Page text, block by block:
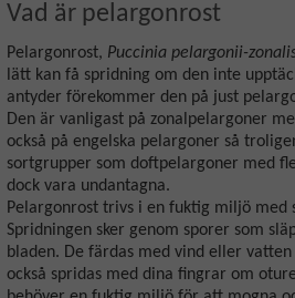
Vad är pelargonrost
Pelargonrost, Puccinia pelargonii-
lätt kan få spridning om den inte
antyder förekommer den på just
Den är vanligast på zonalpelargoner
också på engelska pelargoner så
sortgrupper som doftpelargoner med
dock vara undantagna.
Pelargonrost trivs i en fuktig miljö med
Spridningen sker genom sporer som
bladen. De färdas med vind eller
också spridas med dina fingrar om